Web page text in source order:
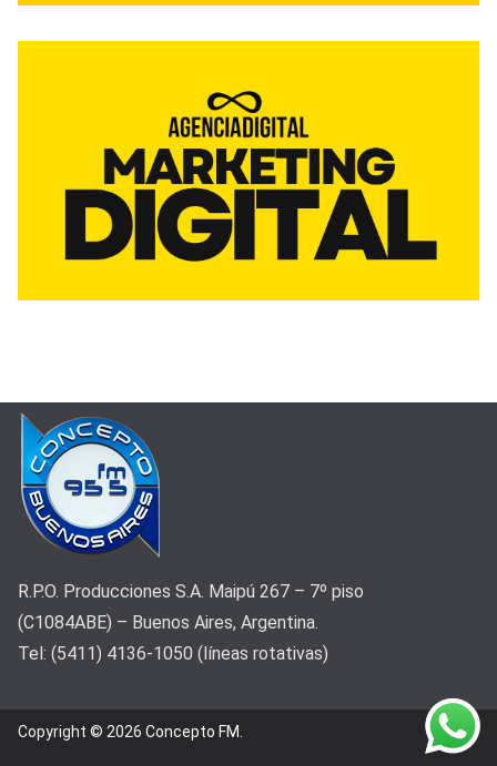
R.P.O. Producciones S.A. Maipú 267 – 7º piso
(C1084ABE) – Buenos Aires, Argentina.
Tel: (5411) 4136-1050 (líneas rotativas)
Copyright © 2026 Concepto FM